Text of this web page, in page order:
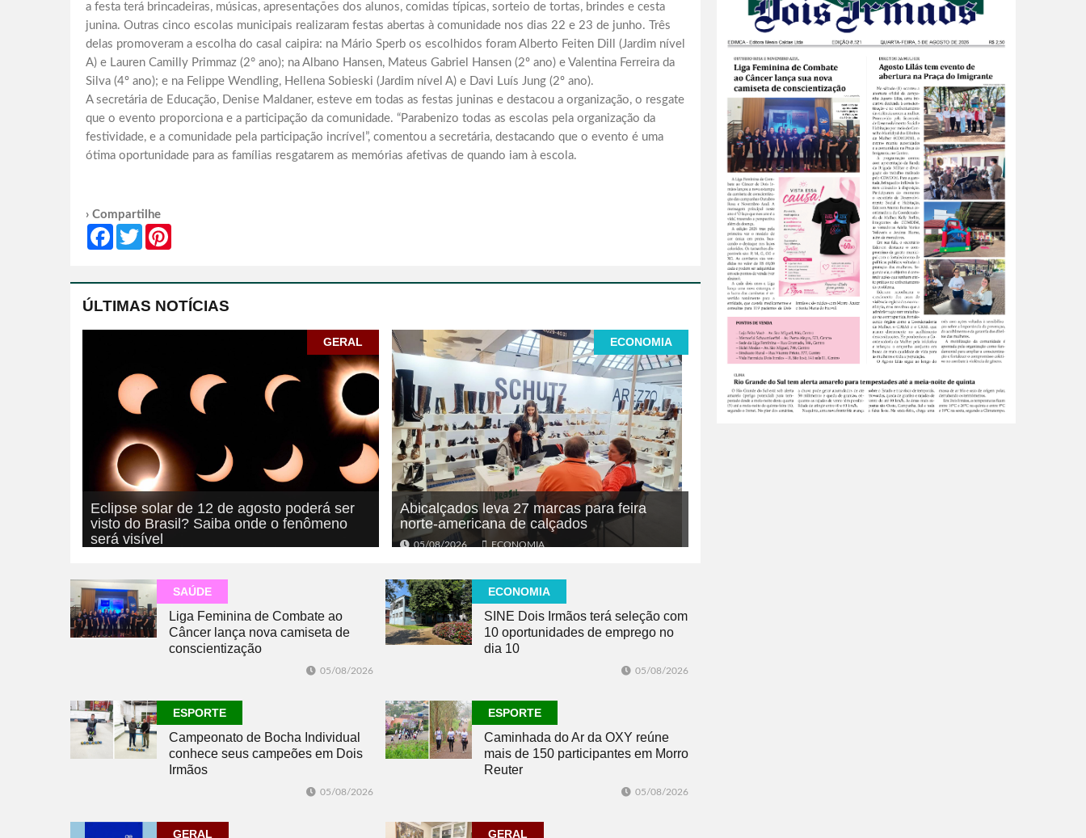
a festa terá brincadeiras, músicas, apresentações dos alunos, comidas típicas, sorteio de tortas, brindes e cesta
junina. Outras cinco escolas municipais realizaram festas abertas à comunidade nos dias 22 e 23 de junho. Três
delas promoveram a escolha do casal caipira: na Mário Sperb os escolhidos foram Alberto Feiten Dill (Jardim nível
A) e Lauren Camilly Primmaz (2° ano); na Albano Hansen, Mateus Gabriel Hansen (2º ano) e Valentina Ferreira da
Silva (4º ano); e na Felippe Wendling, Hellena Sobieski (Jardim nível A) e Davi Luís Jung (2º ano).
A secretária de Educação, Denise Maldaner, esteve em todas as festas juninas e destacou a organização, o resgate
que o evento proporciona e a participação da comunidade. “Parabenizo todas as escolas pela organização da
festividade, e a comunidade pela participação incrível”, comentou a secretária, destacando que o evento é uma
ótima oportunidade para as famílias resgatarem as memórias afetivas de quando iam à escola.
› Compartilhe
FacebookTwitter
ÚLTIMAS NOTÍCIAS
GERAL
Eclipse solar de 12 de agosto poderá ser
visto do Brasil? Saiba onde o fenômeno
será visível
ECONOMIA
Abicalçados leva 27 marcas para feira
norte-americana de calçados
05/08/2026 ECONOMIA
SAÚDE
Liga Feminina de Combate ao
Câncer lança nova camiseta de
conscientização
05/08/2026
ECONOMIA
SINE Dois Irmãos terá seleção com
10 oportunidades de emprego no
dia 10
05/08/2026
ESPORTE
Campeonato de Bocha Individual
conhece seus campeões em Dois
Irmãos
05/08/2026
ESPORTE
Caminhada do Ar da OXY reúne
mais de 150 participantes em Morro
Reuter
05/08/2026
GERAL GERAL